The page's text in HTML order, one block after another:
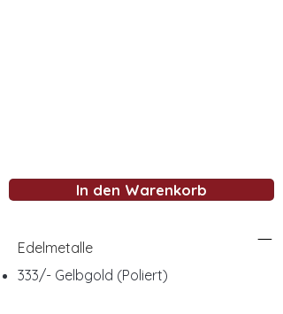
In den Warenkorb
Edelmetalle
333/- Gelbgold (Poliert)